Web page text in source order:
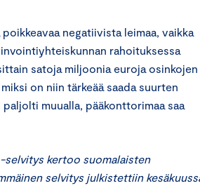
negatiivista leimaa, vaikka
rahoituksessa
satoja miljoonia euroja osinkojen
on niin tärkeää saada suurten
muualla, pääkonttorimaa saa
selvitys kertoo suomalaisten
selvitys julkistettiin